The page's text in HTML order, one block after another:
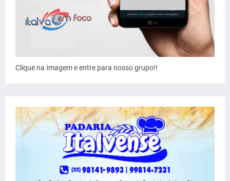
Clique na Imagem e entre para nosso grupo!!